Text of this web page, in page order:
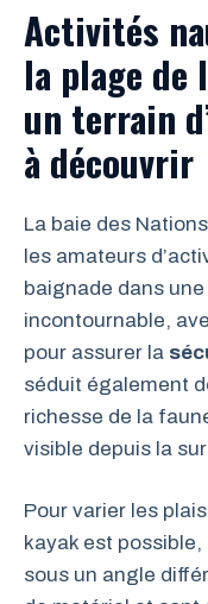
Activités
la plage de
un terrain
à découvrir
La baie des
les amateurs
baignade dans
incontournable,
pour assurer la
séduit également
richesse de la
visible depuis la
Pour varier les
kayak est possible,
sous un angle